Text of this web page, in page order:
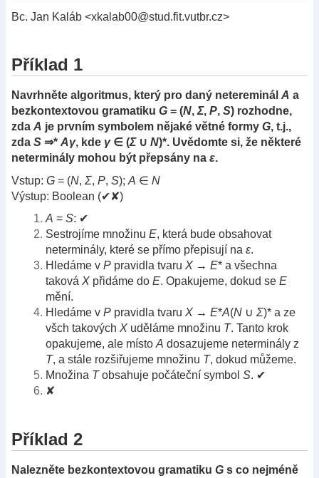
Bc. Jan Kaláb <xkalab00@stud.fit.vutbr.cz>
Příklad 1
Navrhněte algoritmus, který pro daný netereminál A a
bezkontextovou gramatiku G = (N, Σ, P, S) rozhodne,
zda A je prvním symbolem nějaké větné formy G, t.j.,
zda S ⇒* Aγ, kde γ∈ (Σ∪ N)*. Uvědomte si, že některé
neterminály mohou být přepsány na ε.
Vstup: G = (N, Σ, P, S); A ∈ N
Výstup: Boolean (✔✘)
A = S: ✔
Sestrojíme množinu E, která bude obsahovat
neterminály, které se přímo přepisují na ε.
Hledáme v P pravidla tvaru X → E* a všechna
taková X přidáme do E. Opakujeme, dokud se E
mění.
Hledáme v P pravidla tvaru X → E*A(N ∪ Σ)* a ze
všch takových X uděláme množinu T. Tanto krok
opakujeme, ale místoA dosazujeme neterminály z
T, a stále rozšiřujeme množinu T, dokud můžeme.
Množina T obsahuje počáteční symbol S. ✔
✘
Příklad 2
Nalezněte bezkontextovou gramatiku G s co nejméně